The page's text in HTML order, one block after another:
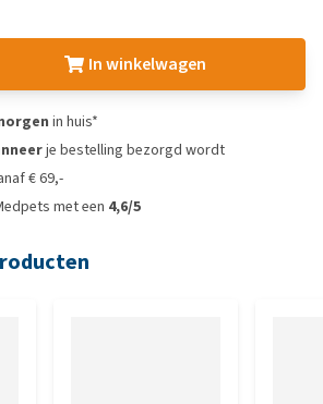
In winkelwagen
in huis*
je bestelling bezorgd wordt
€ 69,-
met een 4,6/5